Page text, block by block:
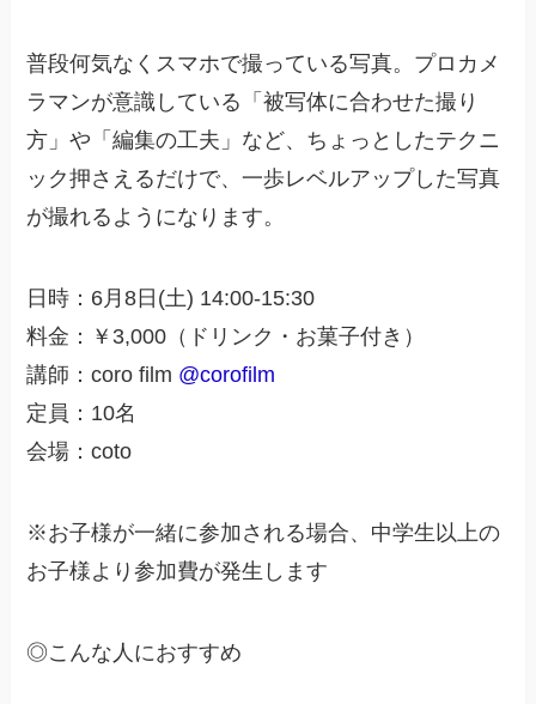
普段何気なくスマホで撮っている写真。プロカメ
ラマンが意識している「被写体に合わせた撮り
方」や「編集の工夫」など、ちょっとしたテクニ
ック押さえるだけで、一歩レベルアップした写真
が撮れるようになります。
日時：6月8日(土) 14:00-15:30
料金：￥3,000（ドリンク・お菓子付き）
講師：coro film @corofilm
定員：10名
会場：coto
※お子様が一緒に参加される場合、中学生以上の
お子様より参加費が発生します
◎こんな人におすすめ